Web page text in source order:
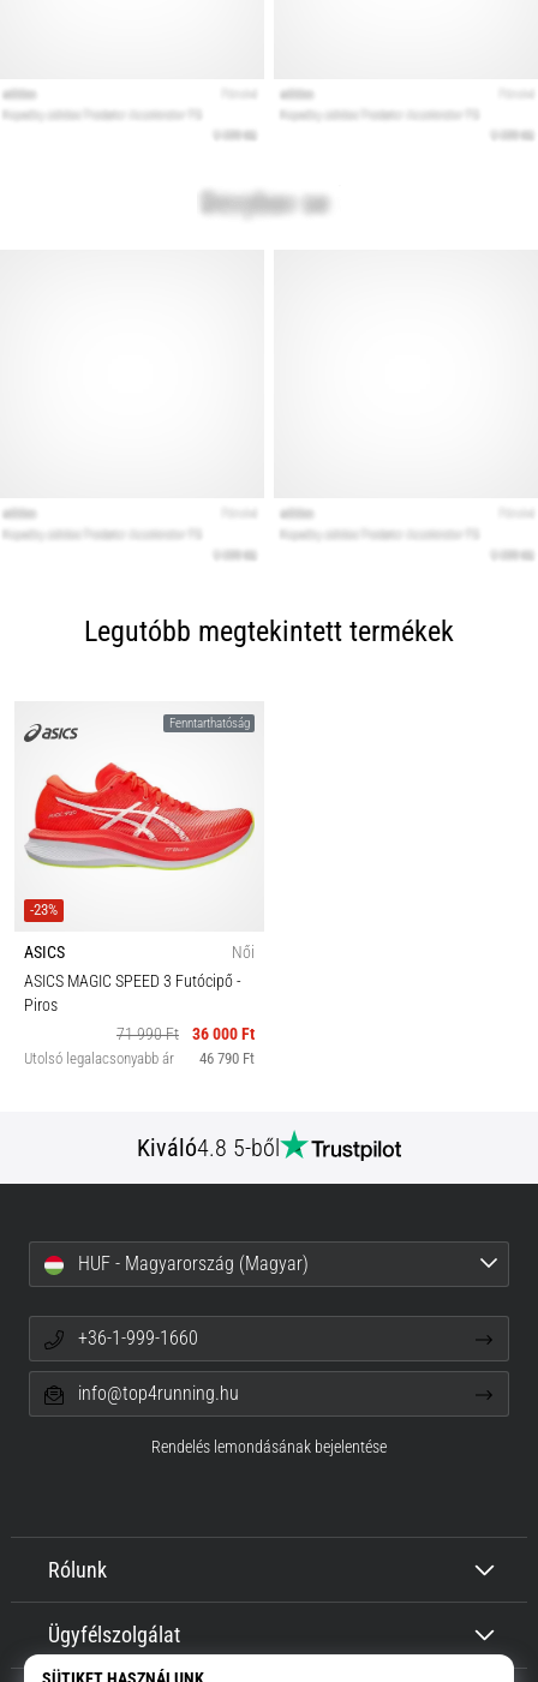
Legutóbb megtekintett termékek
Fenntarthatóság
-23%
ASICS
Női
ASICS MAGIC SPEED 3 Futócipő-
Piros
71 990 Ft
36 000 Ft
Utolsó legalacsonyabb ár 46 790 Ft
Kiváló4.8 5-ből
Rólunk
Ügyfélszolgálat
HUF - Magyarország (Magyar)
+36-1-999-1660
info@top4running.hu
Rendelés lemondásának bejelentése